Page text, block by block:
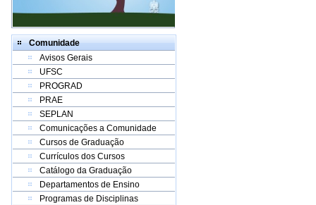
Comunidade
Avisos Gerais
UFSC
PROGRAD
PRAE
SEPLAN
Comunicações a Comunidade
Cursos de Graduação
Currículos dos Cursos
Catálogo da Graduação
Departamentos de Ensino
Programas de Disciplinas